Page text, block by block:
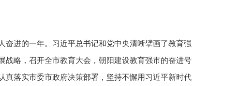
奋进的一年。习近平总书记和党中央清晰擘画了教育强
战略，召开全市教育大会，朝阳建设教育强市的奋进号
落实市委市政府决策部署，坚持不懈用习近平新时代